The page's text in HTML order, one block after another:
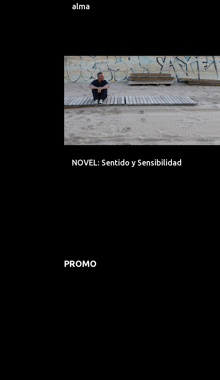
alma
NOVEL: Sentido y Sensibilidad
ACUSTICO ALTERNATIVO CANTAUTOR
FOLK INDIE LANZAMIENTO LO-FI NOVEL
PROMO